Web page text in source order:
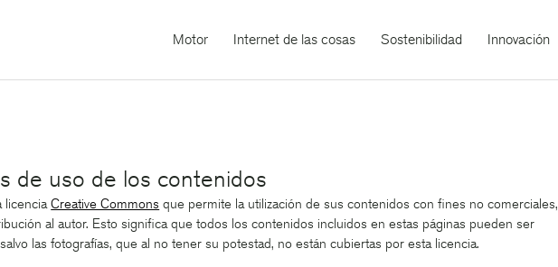
Motor Internet de las cosas Sostenibilidad Innovación
de uso de los contenidos
licenciaCreative Commons que permite la utilización de sus contenidos con fines no comerciales,
al autor. Esto significa que todos los contenidos incluidos en estas páginas pueden ser
las fotografías, que al no tener su potestad, no están cubiertas por esta licencia.